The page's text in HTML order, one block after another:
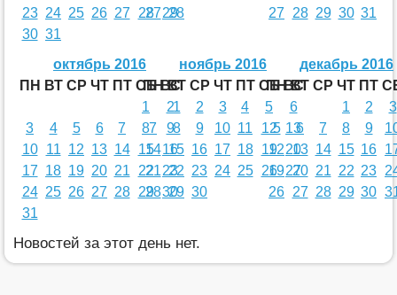
23 24 25 26 27 28
29
30 31
27 28
27
28 29 30 31
октябрь 2016
ПН ВТ СР ЧТ ПТ СБ ВС
1
2
3
4 5 6 7 8
9
10
11 12 13 14 15
16
17 18 19 20 21 22
23
24 25 26 27 28 29 30
31
ноябрь 2016
ПН ВТ СР ЧТ ПТ СБ ВС
1
2 3 4 5
6
7
8 9 10 11 12
13
14 15 16 17 18 19
20
21 22 23 24 25 26
27
28 29 30
декабрь 2016
ПН ВТ СР ЧТ ПТ
1
2
3
5
6 7 8 9
12 13 14 15 16
19 20 21 22 23
26 27 28 29 30
Новостей за этот день нет.